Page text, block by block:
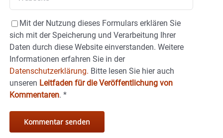
Mit der Nutzung dieses Formulars erklären Sie
sich mit der Speicherung und Verarbeitung Ihrer
Daten durch diese Website einverstanden. Weitere
Informationen erfahren Sie in der
Datenschutzerklärung. Bitte lesen Sie hier auch
unseren Leitfaden für die Veröffentlichung von
Kommentaren. *